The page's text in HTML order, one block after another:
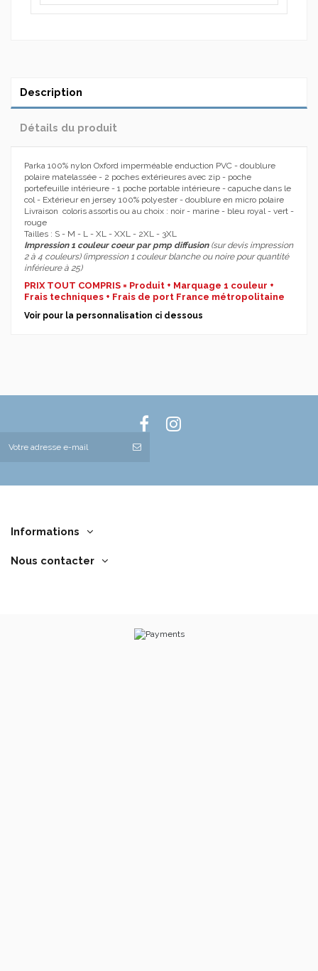
Description
Détails du produit
Parka 100% nylon Oxford imperméable enduction PVC - doublure
polaire matelassée - 2 poches extérieures avec zip - poche
portefeuille intérieure - 1 poche portable intérieure - capuche dans le
col - Extérieur en jersey 100% polyester - doublure en micro polaire
Livraison coloris assortis ou au choix : noir - marine - bleu royal - vert -
rouge
Tailles : S - M - L - XL - XXL - 2XL - 3XL
Impression 1 couleur coeur par pmp diffusion (sur devis impression
2 à 4 couleurs) (impression 1 couleur blanche ou noire pour quantité
inférieure à 25)
PRIX TOUT COMPRIS = Produit + Marquage 1 couleur +
Frais techniques + Frais de port France métropolitaine
Voir pour la personnalisation ci dessous
Informations
Nous contacter